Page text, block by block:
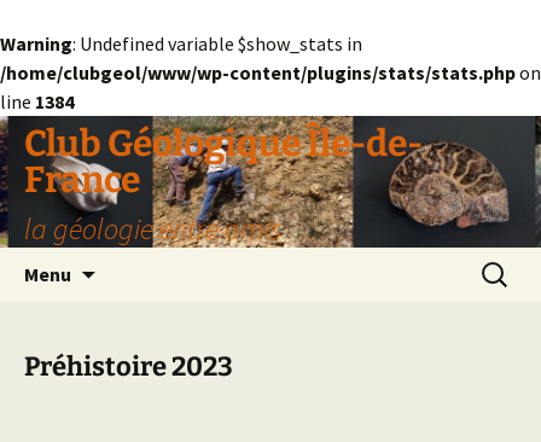
Warning: Undefined variable $show_stats in
/home/clubgeol/www/wp-content/plugins/stats/stats.phpon
line 1384
Aller
au
contenu
Club Géologique Île-de-
France
la géologie entre amis
Menu
Préhistoire 2023